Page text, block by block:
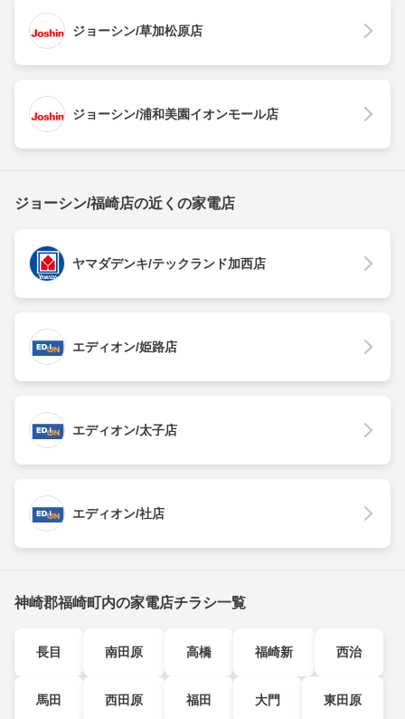
ジョーシン/草加松原店
ジョーシン/浦和美園イオンモール店
ジョーシン/福崎店の近くの家電店
ヤマダデンキ/テックランド加西店
エディオン/姫路店
エディオン/太子店
エディオン/社店
神崎郡福崎町内の家電店チラシ一覧
長目 南田原 高橋 福崎新 西治
馬田 西田原 福田 大門 東田原